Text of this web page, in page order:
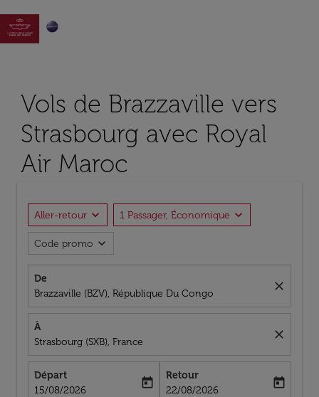

Vols de Brazzaville vers
Strasbourg avec Royal
Air Maroc
Aller-retour expand_more 1 Passager, Économique expand_more
Code promo expand_more
De
Brazzaville (BZV), République Du Congo
close
À
Strasbourg (SXB), France
close
Départ
fc-booking-departure-date-aria-label
15/08/2026
today
Retour
fc-booking-return-date-aria-label
22/08/2026
today